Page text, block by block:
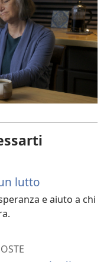
lutto
e aiuto a chi